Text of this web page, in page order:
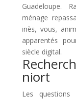
Guadeloupe.
ménage
inès, vous,
apparentés
siècle digital.
niort
Les questions